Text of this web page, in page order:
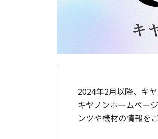
2024年2月以降、キ
キヤノンホームペー
ンツや機材の情報を